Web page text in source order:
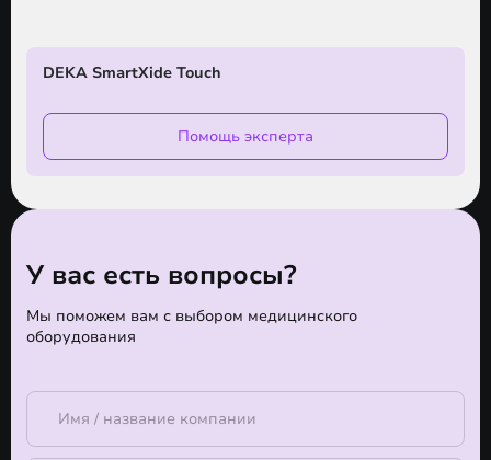
DEKA SmartXide Touch
Помощь эксперта
У вас есть вопросы?
Мы поможем вам с выбором медицинского
оборудования